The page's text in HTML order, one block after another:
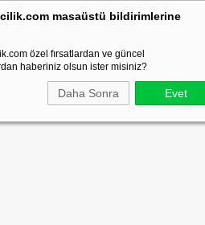
masaüstü bildirimlerine
özel fırsatlardan ve güncel
haberiniz olsun ister misiniz?
Daha Sonra Evet
(Ücretsiz Kargo Ve İade)
AKILLI SAAT